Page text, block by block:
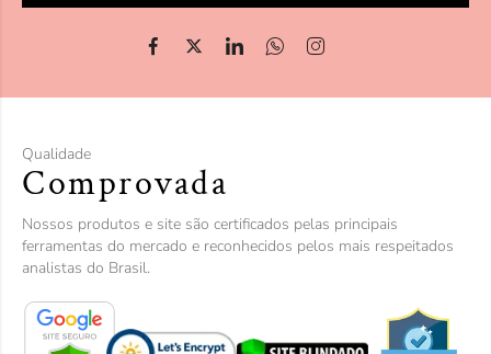
Qualidade
Comprovada
Nossos produtos e site são certificados pelas principais
ferramentas do mercado e reconhecidos pelos mais respeitados
analistas do Brasil.